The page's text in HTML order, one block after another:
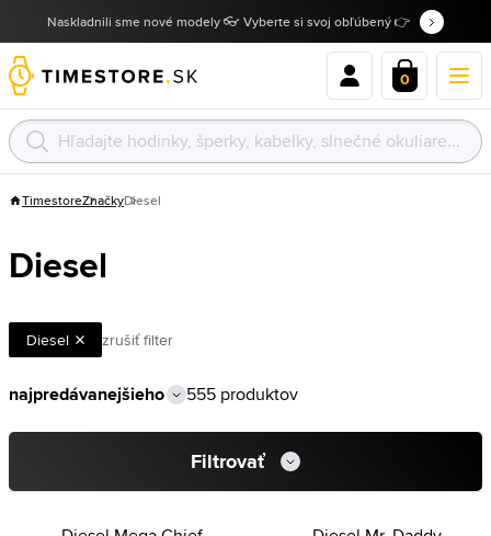
Naskladnili sme nové modely 👓 Vyberte si svoj obľúbený 👉
0
TimestoreZnačkyDiesel
Diesel
Diesel zrušiť filter
555 produktov
Filtrovať